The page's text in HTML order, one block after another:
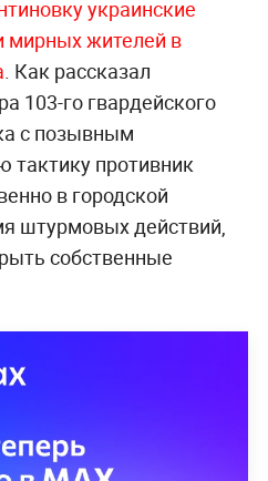
украинские
мирных жителей в
. Как рассказал
103-го гвардейского
с позывным
тактику противник
в городской
штурмовых действий,
собственные